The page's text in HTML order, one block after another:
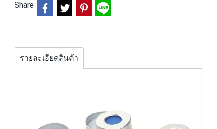
Share
รายละเอียดสินค้า